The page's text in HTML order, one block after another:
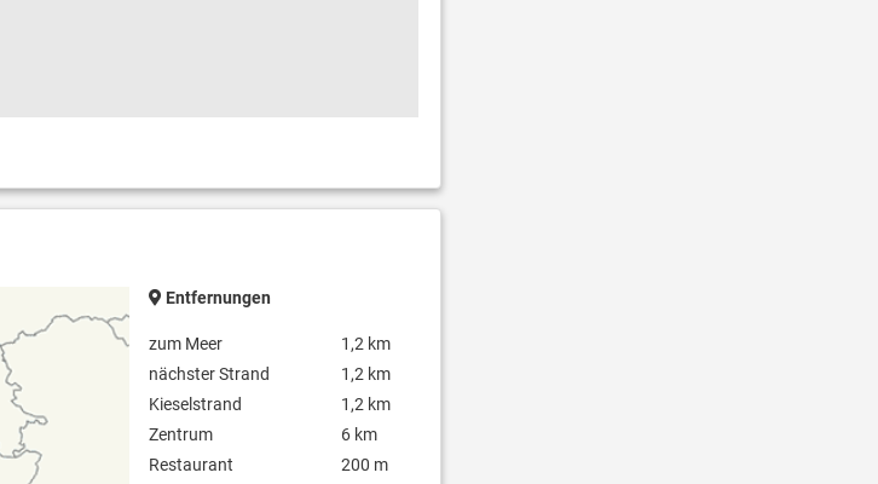
Entfernungen
zum Meer
1,2 km
nächster Strand
1,2 km
Kieselstrand
1,2 km
Zentrum
6 km
Restaurant
200 m